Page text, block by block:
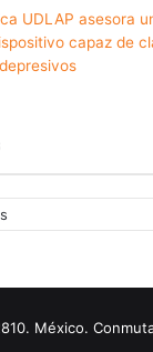
UDLAP asesora
capaz de
México.